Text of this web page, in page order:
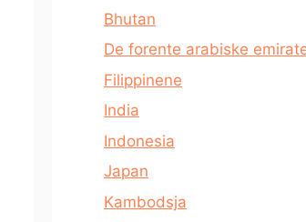
Bhutan
De forente arabiske
Filippinene
India
Indonesia
Japan
Kambodsja